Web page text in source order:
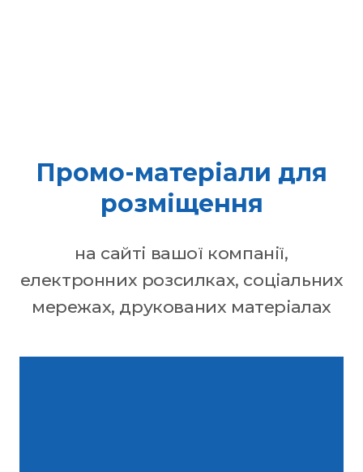
Промо-матеріали для
розміщення
на сайті вашої компанії,
електронних розсилках, соціальних
мережах, друкованих матеріалах